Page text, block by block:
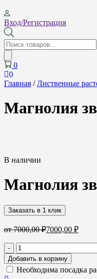
Вход/Регистрация
Поиск
товаров
0
0
Главная /Лиственные
Магнолия
В наличии
Магнолия
Заказать в 1 клик
от7000,00₽7000,00 ₽
-
Количество
товара
Магнолия
звездчатая
Добавить в корзину
Необходима посадка